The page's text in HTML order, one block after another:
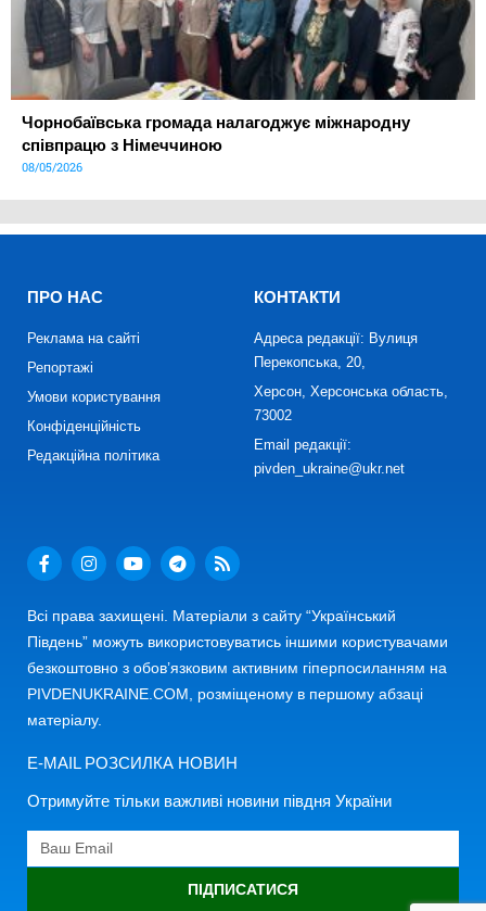
Чорнобаївська громада налагоджує міжнародну
співпрацю з Німеччиною
08/05/2026
ПРО НАС
Реклама на сайті
Репортажі
Умови користування
Конфіденційність
Редакційна політика
КОНТАКТИ
Адреса редакції: Вулиця
Перекопська, 20,
Херсон, Херсонська область,
73002
Email редакції:
pivden_ukraine@ukr.net
Всі права захищені. Матеріали з сайту “Український
Південь” можуть використовуватись іншими користувачами
безкоштовно з обов’язковим активним гіперпосиланням на
PIVDENUKRAINE.COM, розміщеному в першому абзаці
матеріалу.
E-MAIL РОЗСИЛКА НОВИН
Отримуйте тільки важливі новини півдня України
ПІДПИСАТИСЯ